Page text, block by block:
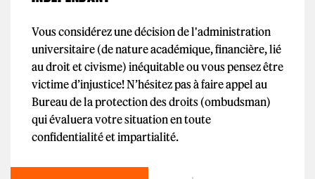
Vous considérez une décision de l'administration
universitaire (de nature académique, financière, lié
au droit et civisme) inéquitable ou vous pensez être
victime d’injustice! N’hésitez pas à faire appel au
Bureau de la protection des droits (ombudsman)
qui évaluera votre situation en toute
confidentialité et impartialité.